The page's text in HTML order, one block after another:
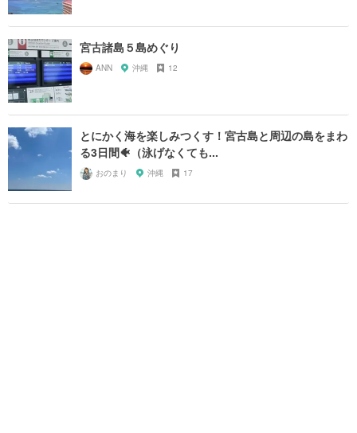
宮古諸島５島めぐり
ANN 沖縄 12
とにかく海を楽しみつくす！宮古島と周辺の島をまわ
る3日間🐠（泳げなくても...
おのまり 沖縄 17